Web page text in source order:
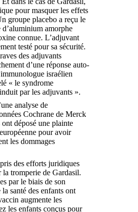
pour masquer les effets
groupe placebo a reçu le
amorphe
connue. L’adjuvant
testé pour sa sécurité.
des adjuvants
d’une réponse auto-
israélien
« le syndrome
par les adjuvants ».
analyse de
Cochrane de Merck
déposé une plainte
pour avoir
les dommages
des efforts juridiques
tromperie de Gardasil.
par le biais de son
santé des enfants ont
augmente les
les enfants conçus pour